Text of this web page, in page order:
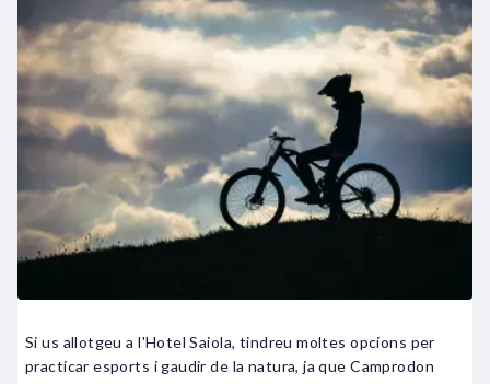
Si us allotgeu a l'Hotel Saiola, tindreu moltes opcions per
practicar esports i gaudir de la natura, ja que Camprodon